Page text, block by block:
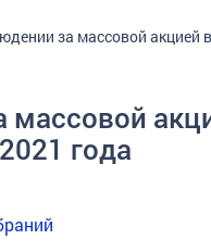
за массовой акцией
массовой
года